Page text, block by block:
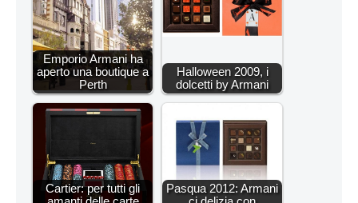
Emporio Armani ha
aperto una boutique a
Perth
Halloween 2009, i
dolcetti by Armani
Cartier: per tutti gli
Pasqua 2012: Armani